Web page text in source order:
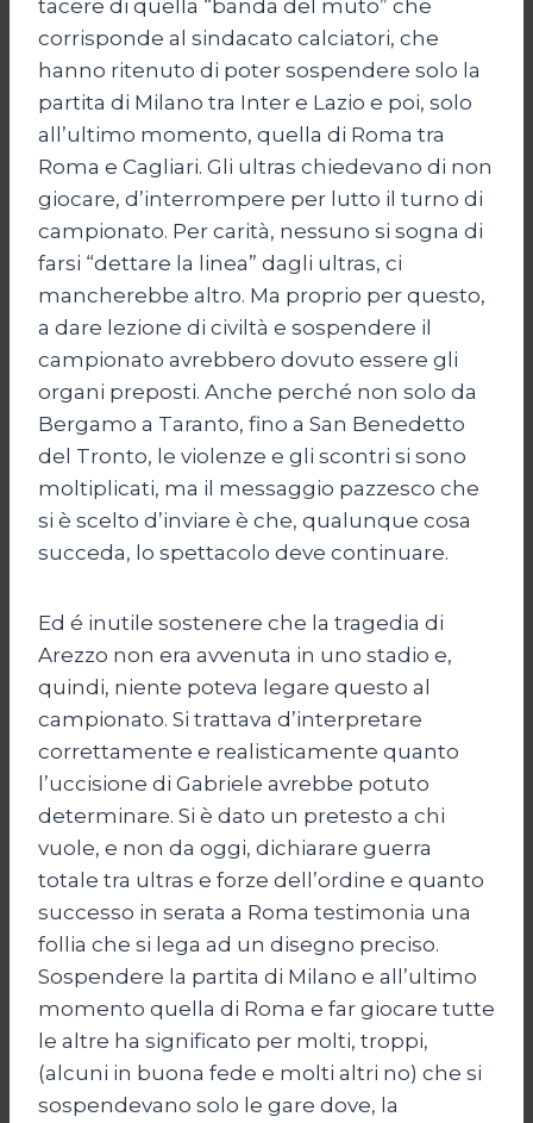
tacere di quella “banda del muto” che
corrisponde al sindacato calciatori, che
hanno ritenuto di poter sospendere solo la
partita di Milano tra Inter e Lazio e poi, solo
all’ultimo momento, quella di Roma tra
Roma e Cagliari. Gli ultras chiedevano di non
giocare, d’interrompere per lutto il turno di
campionato. Per carità, nessuno si sogna di
farsi “dettare la linea” dagli ultras, ci
mancherebbe altro. Ma proprio per questo,
a dare lezione di civiltà e sospendere il
campionato avrebbero dovuto essere gli
organi preposti. Anche perché non solo da
Bergamo a Taranto, fino a San Benedetto
del Tronto, le violenze e gli scontri si sono
moltiplicati, ma il messaggio pazzesco che
si è scelto d’inviare è che, qualunque cosa
succeda, lo spettacolo deve continuare.
Ed é inutile sostenere che la tragedia di
Arezzo non era avvenuta in uno stadio e,
quindi, niente poteva legare questo al
campionato. Si trattava d’interpretare
correttamente e realisticamente quanto
l’uccisione di Gabriele avrebbe potuto
determinare. Si è dato un pretesto a chi
vuole, e non da oggi, dichiarare guerra
totale tra ultras e forze dell’ordine e quanto
successo in serata a Roma testimonia una
follia che si lega ad un disegno preciso.
Sospendere la partita di Milano e all’ultimo
momento quella di Roma e far giocare tutte
le altre ha significato per molti, troppi,
(alcuni in buona fede e molti altri no) che si
sospendevano solo le gare dove, la